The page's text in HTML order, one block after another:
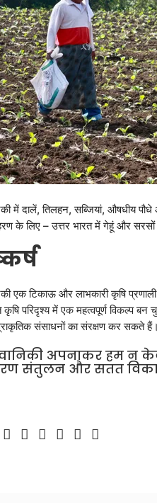
में दालें, तिलहन, सब्जियां, औषधीय
के लिए – उत्तर भारत में गेहूं और सरसों
एक टिकाऊ और लाभकारी कृषि
परिदृश्य में एक महत्वपूर्ण विकल्प
संसाधनों का संरक्षण कर सकते हैं।
अपनाकर हम न
संतुलन और सतत